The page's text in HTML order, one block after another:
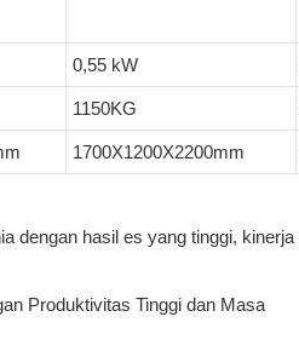
0,55 kW
1150KG
1700X1200X2200mm
dengan hasil es yang tinggi,